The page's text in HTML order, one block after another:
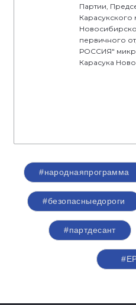
Партии,
Карасукского
первичного
РОССИЯ"
Карасука
#народнаяпрограмма
#безопасныедороги
#партдесант